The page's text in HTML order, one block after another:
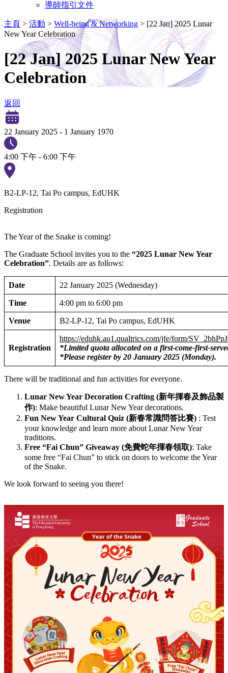
導師指引文件
主頁 > 活動 > Well-being & Networking > [22 Jan] 2025 Lunar
New Year Celebration
[22 Jan] 2025 Lunar New Year
Celebration
返回
22 January 2025 - 1 January 1970
4:00 下午 - 6:00 下午
B2-LP-12, Tai Po campus, EdUHK
Registration
The Year of the Snake is coming!
The Graduate School invites you to the “2025 Lunar New Year
Celebration”. Details are as follows:
Date 22 January 2025 (Wednesday)
Time 4:00 pm to 6:00 pm
Venue B2-LP-12, Tai Po campus, EdUHK
Registration
https://eduhk.au1.qualtrics.com/jfe/form/
*Limited quota allocated on a first-come-first-
*Please register by 20 January 2025 (Monday).
There will be traditional and fun activities for everyone.
Lunar New Year Decoration Crafting (新年揮春及飾品製
作): Make beautiful Lunar New Year decorations.
Fun New Year Cultural Quiz (新春常識問答比賽) : Test
your knowledge and learn more about Lunar New Year
traditions.
Free “Fai Chun” Giveaway (免費蛇年揮春領取): Take
some free “Fai Chun” to stick on doors to welcome the Year
of the Snake.
We look forward to seeing you there!